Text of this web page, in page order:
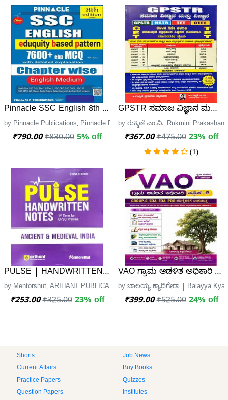
Pinnacle SSC English 8th Edition – 7600+ MCQ (Eduquity
by Pinnacle Publications, Pinnacle Publications
₹790.00 ₹830.00 5% off
GPSTR ಸಮಾಜ ವಿಜ್ಞಾನ ಮತ್ತು
by ರುಕ್ಮಿಣಿ ಎಂ.ವಿ., Rukmini
₹367.00 ₹475.00 23% off
(1)
PULSE | HANDWRITTEN NOTES | ANCIENT &
by Mentorshut, ARIHANT PUBLICATION
₹253.00 ₹325.00 23% off
VAO ಗ್ರಾಮ ಆಡಳಿತ ಅಧಿಕಾರಿ |
by ಬಾಲಯ್ಯ ಕ್ಯಾದಿಗೇರಾ | Balayya
₹399.00 ₹525.00 24% off
Shorts
Job News
Current Affairs
Buy Books
Practice Papers
Quizzes
Question Papers
Institutes